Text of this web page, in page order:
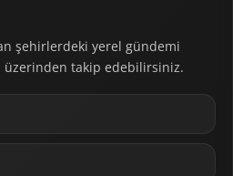
şehirlerdeki yerel gündemi
üzerinden takip edebilirsiniz.